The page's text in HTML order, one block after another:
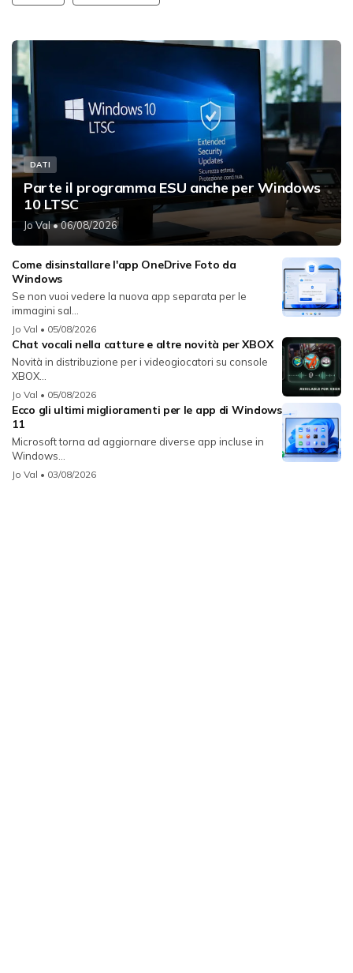
DATI
Parte il programma ESU anche per Windows
10 LTSC
Jo Val• 06/08/2026
Come disinstallare l'app OneDrive Foto da
Windows
Se non vuoi vedere la nuova app separata per le
immagini sal...
Jo Val • 05/08/2026
Chat vocali nella catture e altre novità per XBOX
Novità in distribuzione per i videogiocatori su console
XBOX...
Jo Val • 05/08/2026
Ecco gli ultimi miglioramenti per le app di Windows
11
Microsoft torna ad aggiornare diverse app incluse in
Windows...
Jo Val • 03/08/2026